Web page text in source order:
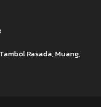
Rasada, Muang,